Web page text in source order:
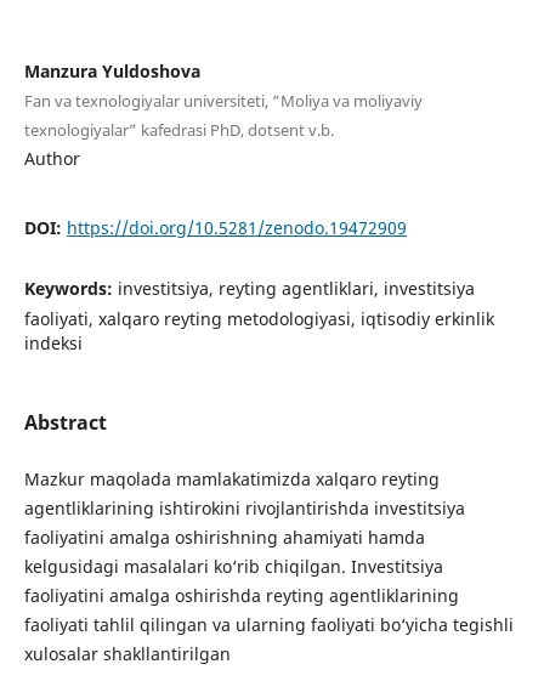
Manzura Yuldoshova
Fan va texnologiyalar universiteti, “Moliya va moliyaviy
texnologiyalar” kafedrasi PhD, dotsent v.b.
Author
DOI: https://doi.org/10.5281/zenodo.19472909
Keywords: investitsiya, reyting agentliklari, investitsiya
faoliyati, xalqaro reyting metodologiyasi, iqtisodiy erkinlik
indeksi
Abstract
Mazkur maqolada mamlakatimizda xalqaro reyting
agentliklarining ishtirokini rivojlantirishda investitsiya
faoliyatini amalga oshirishning ahamiyati hamda
kelgusidagi masalalari ko‘rib chiqilgan. Investitsiya
faoliyatini amalga oshirishda reyting agentliklarining
faoliyati tahlil qilingan va ularning faoliyati bo‘yicha tegishli
xulosalar shakllantirilgan